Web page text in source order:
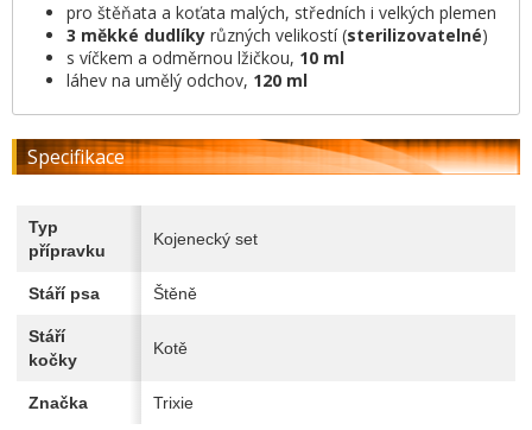
pro štěňata a koťata malých, středních i velkých plemen
3 měkké dudlíky různých velikostí (sterilizovatelné)
s víčkem a odměrnou lžičkou, 10 ml
láhev na umělý odchov, 120 ml
Specifikace
Typ
přípravku
Kojenecký set
Stáří psa Štěně
Stáří
kočky
Kotě
Značka Trixie